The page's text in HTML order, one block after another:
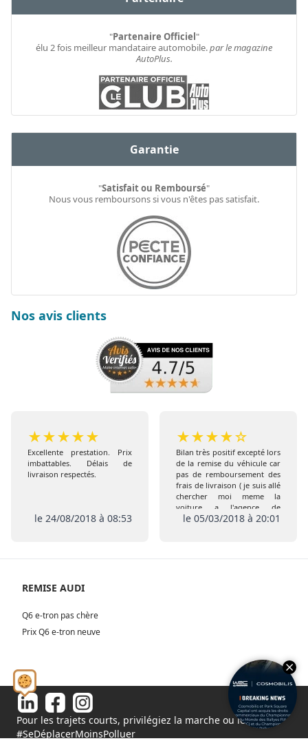
"Partenaire Officiel"
élu 2 fois meilleur mandataire automobile.par le magazine
AutoPlus.
Garantie
"Satisfait ou Remboursé"
Nous vous remboursons si vous n'êtes pas satisfait.
Nos avis clients
★★★★★
Excellente prestation. Prix
imbattables. Délais de
livraison respectés.
le 24/08/2018 à 08:53
★★★★☆
Bilan très positif excepté lors
de la remise du véhicule car
pas de remboursement des
frais de livraison ( je suis allé
chercher moi meme la
voiture a l'agence de
Coigneres) comme prévu
le 05/03/2018 à 20:01
REMISE AUDI
Q6 e-tron pas chère
Prix Q6 e-tron neuve
Pour les trajets courts, privilégiez la marche ou le vélo.
#SeDéplacerMoinsPolluer